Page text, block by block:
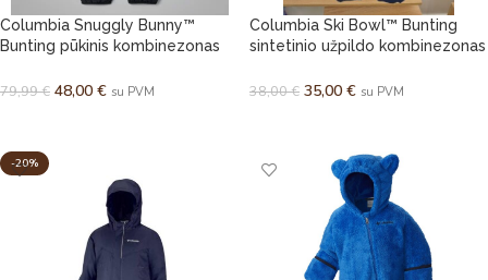
Columbia Snuggly Bunny™
Bunting pūkinis kombinezonas
79,99€ 48,00 € su PVM
Columbia Ski Bowl™ Bunting
sintetinio užpildo kombinezonas
38,00€ 35,00 € su PVM
-20%